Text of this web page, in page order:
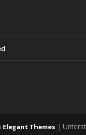
Elegant Themes|